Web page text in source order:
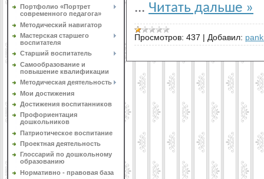
Портфолио «Портрет
современного педагога»
Методический навигатор
Мастерская старшего
воспитателя
Старший воспитатель
Самообразование и
повышение квалификации
Методическая деятельность
Мои достижения
Достижения воспитанников
Профориентация
дошкольников
Патриотическое воспитание
Проектная деятельность
Глоссарий по дошкольному
образованию
Нормативно - правовая база
... Читать дальше »
Просмотров: 437 Добавил: